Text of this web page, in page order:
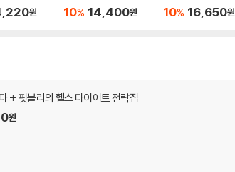
원
트 레시피
10% 14,400원
물 다이어트 레시피
10% 16,650원
+ 핏블리의 헬스 다이어트 전략집
원